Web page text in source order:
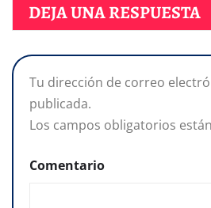
DEJA UNA RESPUESTA
Tu dirección de correo
publicada.
Los campos obligatorios
Comentario